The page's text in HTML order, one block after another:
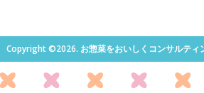
Copyright ©2026. お惣菜をおいしくコンサルティ